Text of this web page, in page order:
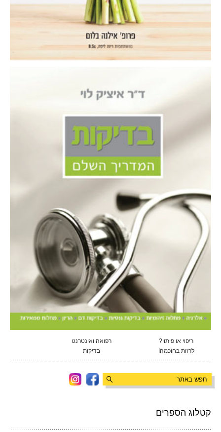
קטלוג הספרים
ריפוי או פיתוי?
רפואה ואינטרנט
לרזות בחוכמה!
בדיקות